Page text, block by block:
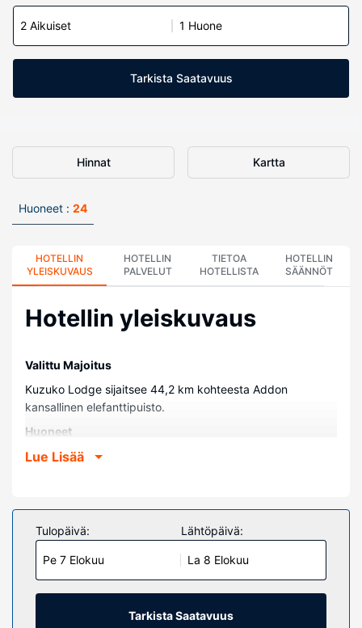
2 Aikuiset 1 Huone
Tarkista Saatavuus
Hinnat Kartta
Huoneet : 24
HOTELLIN
YLEISKUVAUS
HOTELLIN
PALVELUT
TIETOA
HOTELLISTA
HOTELLIN
SÄÄNNÖT
Hotellin yleiskuvaus
Valittu Majoitus
Kuzuko Lodge sijaitsee 44,2 km kohteesta Addon
kansallinen elefanttipuisto.
Huoneet
Kaikissa 24 huoneessa on ilmastointi ja minibaari.
Omasta kylpyhuoneesta löytyy erillinen kylpyamme ja
suihku, syvä kylpyamme ja sadesuihkupää.
Voit rentoutua täyden palvelun kylpylässä, jonka
palveluihin sisältyvät muun muassa hierontapalvelut,
vartalohoidot ja kasvohoidot. Jännittävä safari on
Lue Lisää
Tulopäivä:
Pe 7 Elokuu
Lähtöpäivä:
La 8 Elokuu
Tarkista Saatavuus